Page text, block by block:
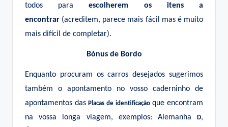
todos paraescolherem os itens a
encontrar (acreditem, parece mais fácil mas é muito
mais difícil de completar).
Bónus de Bordo
Enquanto procuram os carros desejados sugerimos
também o apontamento no vosso caderninho de
apontamentos dasPlacas de identificaçãoque encontram
na vossa longa viagem, exemplos: Alemanha
D,